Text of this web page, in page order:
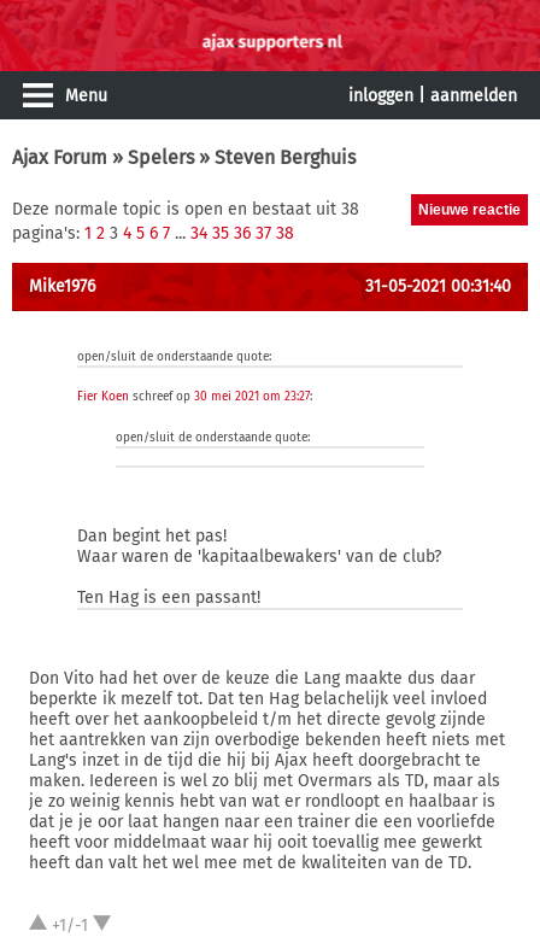
Menu inloggen aanmelden
Ajax Forum » Spelers» Steven Berghuis
Deze normale topic is open en bestaat uit 38
pagina's: 1 2 3 4 5 6 7 ... 34 35 36 37 38
Mike1976 31-05-2021 00:31:40
open/sluit de onderstaande quote:
Fier Koen schreef op 30 mei 2021 om 23:27:
open/sluit de onderstaande quote:
Dan begint het pas!
Waar waren de 'kapitaalbewakers' van de club?
Ten Hag is een passant!
Don Vito had het over de keuze die Lang maakte dus daar
beperkte ik mezelf tot. Dat ten Hag belachelijk veel invloed
heeft over het aankoopbeleid t/m het directe gevolg zijnde
het aantrekken van zijn overbodige bekenden heeft niets met
Lang's inzet in de tijd die hij bij Ajax heeft doorgebracht te
maken. Iedereen is wel zo blij met Overmars als TD, maar als
je zo weinig kennis hebt van wat er rondloopt en haalbaar is
dat je je oor laat hangen naar een trainer die een voorliefde
heeft voor middelmaat waar hij ooit toevallig mee gewerkt
heeft dan valt het wel mee met de kwaliteiten van de TD.
+1/-1